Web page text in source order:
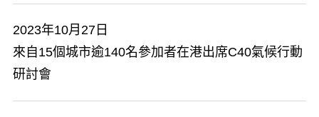
2023年10月27日
來自15個城市逾140名參加者在港出席C40氣候行動
研討會